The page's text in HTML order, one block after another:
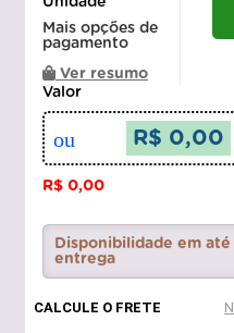
Mais opções de
pagamento
Ver resumo
Valor
ou R$ 0,00
R$ 0,00
Disponibilidade em
entrega